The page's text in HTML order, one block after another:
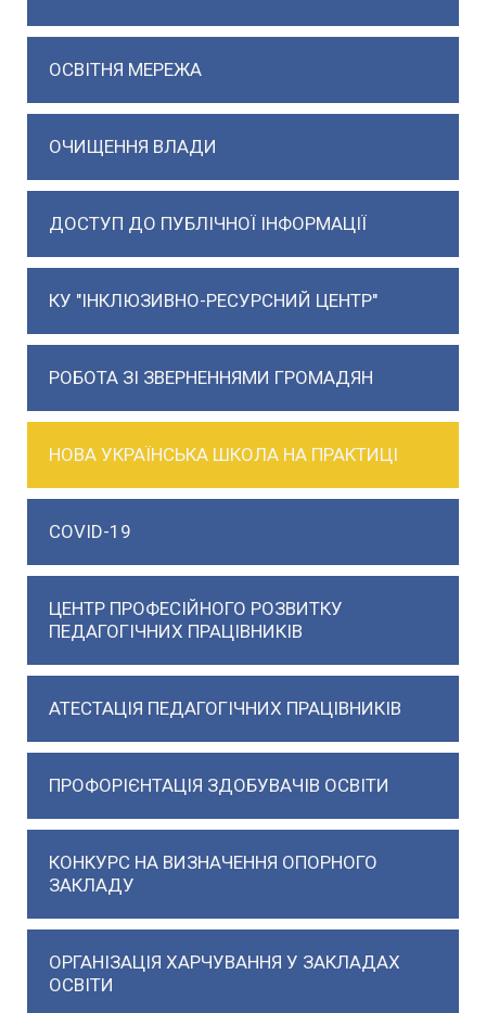
ОСВІТНЯ МЕРЕЖА
ОЧИЩЕННЯ ВЛАДИ
ДОСТУП ДО ПУБЛІЧНОЇ ІНФОРМАЦІЇ
КУ "ІНКЛЮЗИВНО-РЕСУРСНИЙ ЦЕНТР"
РОБОТА ЗІ ЗВЕРНЕННЯМИ ГРОМАДЯН
НОВА УКРАЇНСЬКА ШКОЛА НА ПРАКТИЦІ
COVID-19
ЦЕНТР ПРОФЕСІЙНОГО РОЗВИТКУ
ПЕДАГОГІЧНИХ ПРАЦІВНИКІВ
АТЕСТАЦІЯ ПЕДАГОГІЧНИХ ПРАЦІВНИКІВ
ПРОФОРІЄНТАЦІЯ ЗДОБУВАЧІВ ОСВІТИ
КОНКУРС НА ВИЗНАЧЕННЯ ОПОРНОГО
ЗАКЛАДУ
ОРГАНІЗАЦІЯ ХАРЧУВАННЯ У ЗАКЛАДАХ
ОСВІТИ